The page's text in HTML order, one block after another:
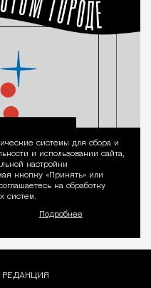
системы для сбора и
и использовании сайта,
настройки
кнопку «Принять» или
на обработку
систем.
Подробнее
РЕДАКЦИЯ